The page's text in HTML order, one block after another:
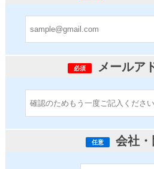
必須 メールア
任意 会社・